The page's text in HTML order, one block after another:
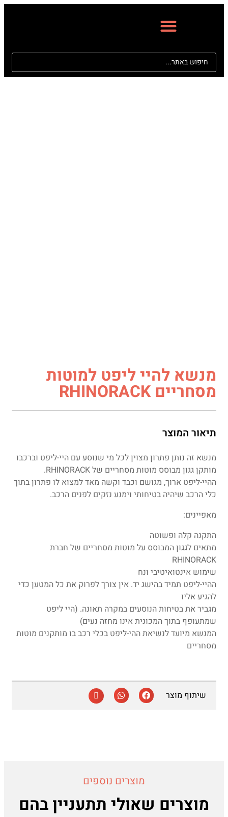
מנשא להיי ליפט למוטות
מסחריים RHINORACK
תיאור המוצר
מנשא זה נותן פתרון מצוין לכל מי שנוסע עם היי-ליפט וברכבו
מותקן גגון מבוסס מוטות מסחריים של RHINORACK.
ההיי-ליפט ארוך, מגושם וכבד וקשה מאד למצוא לו פתרון בתוך
כלי הרכב שיהיה בטיחותי וימנע נזקים לפנים הרכב.
מאפיינים:
התקנה קלה ופשוטה
מתאים לגגון המבוסס על מוטות מסחריים של חברת
RHINORACK
שימוש אינטואיטיבי ונח
ההיי-ליפט תמיד בהישג יד. אין צורך לפרוק את כל המטען כדי
להגיע אליו
מגביר את בטיחות הנוסעים במקרה תאונה. (היי ליפט
שמתעופף בתוך המכונית אינו מחזה נעים)
המנשא מיועד לנשיאת ההי-ליפט בכלי רכב בו מותקנים מוטות
מסחריים
שיתוף מוצר
מוצרים נוספים
מוצרים שאולי תתעניין בהם